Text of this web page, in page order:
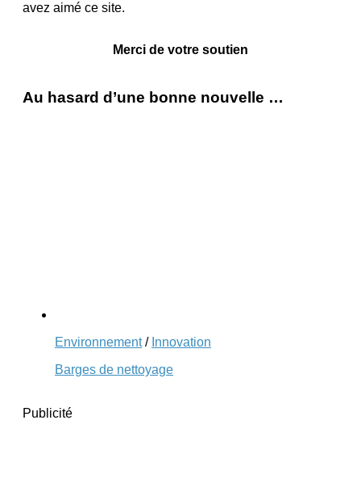
avez aimé ce site.
Merci de votre soutien
Au hasard d’une bonne nouvelle …
Environnement/ Innovation
Barges de nettoyage
Publicité